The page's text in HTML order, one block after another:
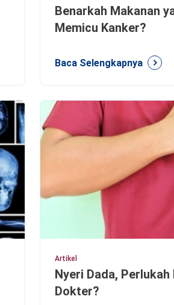
Benarkah Makanan
Memicu Kanker?
Baca Selengkapnya
Artikel
Nyeri Dada,
Dokter?